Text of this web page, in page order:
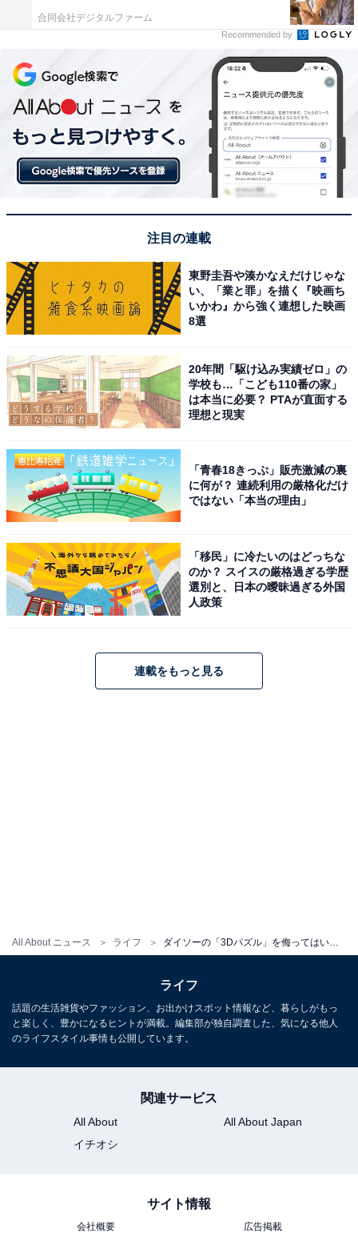
All About ニュース ライフ ダイソーの「3Dパズル」を侮ってはいけない！ 想像以上のハイレベルに「ぶきっちょさん」は大苦戦!?
合同会社デジタルファーム
Recommended by
注目の連載
東野圭吾や湊かなえだけじゃな
い、「業と罪」を描く『映画ち
いかわ』から強く連想した映画
8選
20年間「駆け込み実績ゼロ」の
学校も…「こども110番の家」
は本当に必要？ PTAが直面する
理想と現実
「青春18きっぷ」販売激減の裏
に何が？ 連続利用の厳格化だけ
ではない「本当の理由」
「移民」に冷たいのはどっちな
のか？ スイスの厳格過ぎる学歴
選別と、日本の曖昧過ぎる外国
人政策
連載をもっと見る
ライフ
話題の生活雑貨やファッション、お出かけスポット情報など、暮らしがもっ
と楽しく、豊かになるヒントが満載。編集部が独自調査した、気になる他人
のライフスタイル事情も公開しています。
関連サービス
All About
All About Japan
イチオシ
サイト情報
会社概要 広告掲載